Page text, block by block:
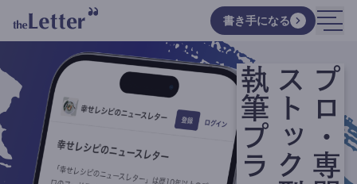
書き手になる
ストック型